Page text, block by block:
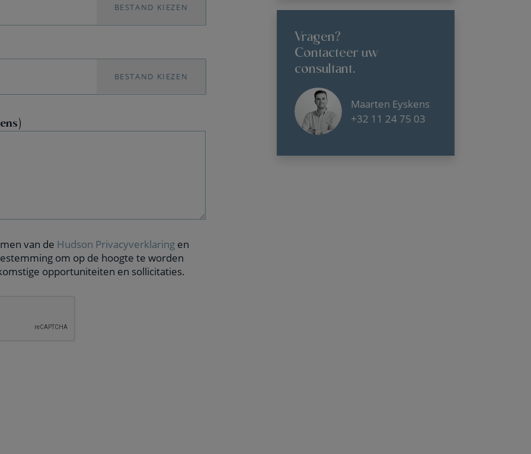
BESTAND KIEZEN
BESTAND KIEZEN
van de Hudson Privacyverklaring en
om op de hoogte te worden
opportuniteiten en sollicitaties.
Vragen?
Contacteer uw
consultant.
Maarten Eyskens
+32 11 24 75 03